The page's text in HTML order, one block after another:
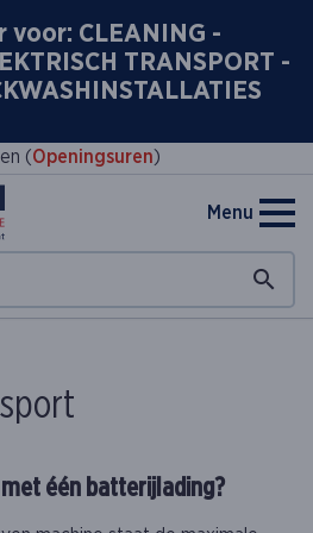
voor: CLEANING -
TRANSPORT -
(Openingsuren)
Menu
één batterijlading?